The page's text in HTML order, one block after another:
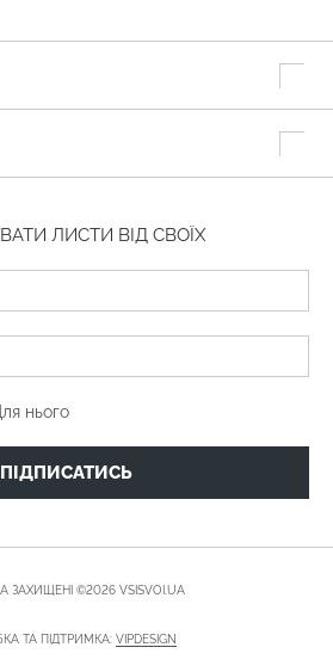
ЛИСТИ ВІД СВОЇХ
нього
ПІДПИСАТИСЬ
ЗАХИЩЕНІ ©2026 VSISVOI.UA
ТА ПІДТРИМКА: VIPDESIGN